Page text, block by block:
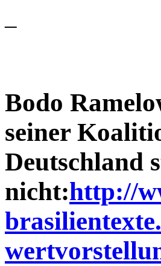
–
Bodo
seiner
Deutschland
nicht:http://